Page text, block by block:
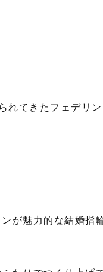
れてきたフェデリ
が魅力的な結婚指